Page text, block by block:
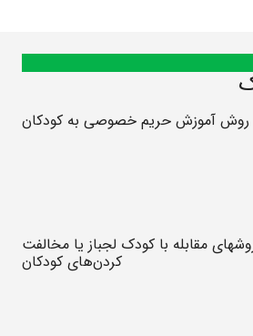
روش آموزش حریم خصوصی به کودکان
مقابله با کودک لجباز یا مخالفت
کردن‌های کودکان